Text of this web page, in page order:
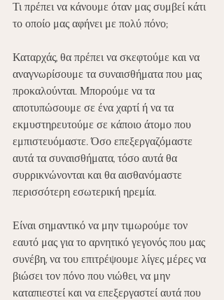
Τι πρέπει να κάνουμε όταν μας συμβεί κάτι
το οποίο μας αφήνει με πολύ πόνο;
Καταρχάς, θα πρέπει να σκεφτούμε και να
αναγνωρίσουμε τα συναισθήματα που μας
προκαλούνται. Μπορούμε να τα
αποτυπώσουμε σε ένα χαρτί ή να τα
εκμυστηρευτούμε σε κάποιο άτομο που
εμπιστευόμαστε. Όσο επεξεργαζόμαστε
αυτά τα συναισθήματα, τόσο αυτά θα
συρρικνώνονται και θα αισθανόμαστε
περισσότερη εσωτερική ηρεμία.
Είναι σημαντικό να μην τιμωρούμε τον
εαυτό μας για το αρνητικό γεγονός που μας
συνέβη, να του επιτρέψουμε λίγες μέρες να
βιώσει τον πόνο που νιώθει, να μην
καταπιεστεί και να επεξεργαστεί αυτά που